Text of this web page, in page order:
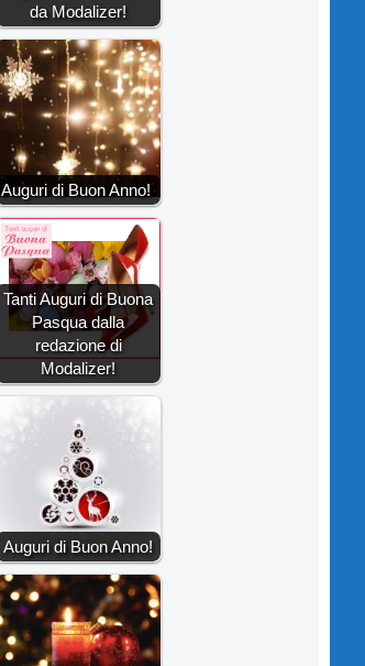
da Modalizer!
Auguri di Buon Anno!
Tanti Auguri di Buona
Pasqua dalla
redazione di
Modalizer!
Auguri di Buon Anno!